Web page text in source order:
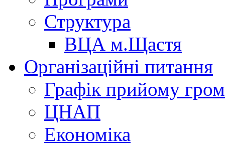
Структура
ВЦА м.Щастя
Організаційні питання
Графік прийому
ЦНАП
Економіка